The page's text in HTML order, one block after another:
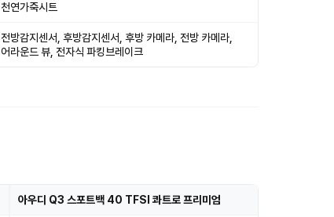
천연가죽시트
전방감지센서, 후방감지센서, 후방 카메라, 전방 카메라,
어라운드 뷰, 전자식 파킹브레이크
아우디 Q3 스포트백 40 TFSI 콰트로 프리미엄